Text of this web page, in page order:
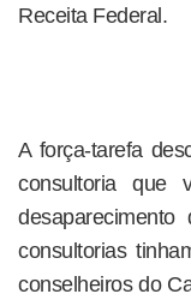
Receita Federal.
A força-tarefa
consultoria que
consultorias
conselheiros do